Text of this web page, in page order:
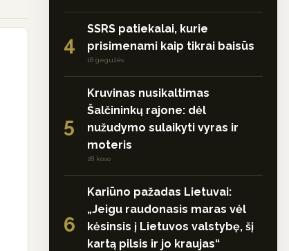
4
SSRS patiekalai, kurie
prisimenami kaip tikrai baisūs
18 gegužės
5
Kruvinas nusikaltimas
Šalčininkų rajone: dėl
nužudymo sulaikyti vyras ir
moteris
28 kovo
6
Kariūno pažadas Lietuvai:
„Jeigu raudonasis maras vėl
kėsinsis į Lietuvos valstybę, šį
kartą pilsis ir jo kraujas“